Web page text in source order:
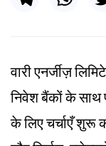
वारी एनर्जीज़
निवेश बैंकों के साथ
के लिए चर्चाएँ शुरू